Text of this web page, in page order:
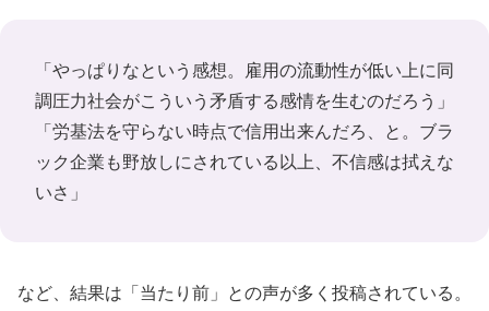
「やっぱりなという感想。雇用の流動性が低い上に同
調圧力社会がこういう矛盾する感情を生むのだろう」
「労基法を守らない時点で信用出来んだろ、と。ブラ
ック企業も野放しにされている以上、不信感は拭えな
いさ」
など、結果は「当たり前」との声が多く投稿されている。